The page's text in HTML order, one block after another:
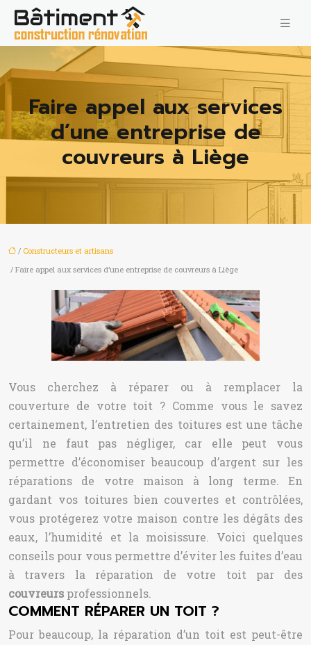
Faire appel aux services
d’une entreprise de
couvreurs à Liège
/ Constructeurs et artisans
/ Faire appel aux services d’une entreprise de couvreurs à Liège
Vous cherchez à réparer ou à remplacer la
couverture de votre toit ? Comme vous le savez
certainement, l’entretien des toitures est une tâche
qu’il ne faut pas négliger, car elle peut vous
permettre d’économiser beaucoup d’argent sur les
réparations de votre maison à long terme. En
gardant vos toitures bien couvertes et contrôlées,
vous protégerez votre maison contre les dégâts des
eaux, l’humidité et la moisissure. Voici quelques
conseils pour vous permettre d’éviter les fuites d’eau
à travers la réparation de votre toit par des
couvreurs professionnels.
COMMENT RÉPARER UN TOIT ?
Pour beaucoup, la réparation d’un toit est peut-être